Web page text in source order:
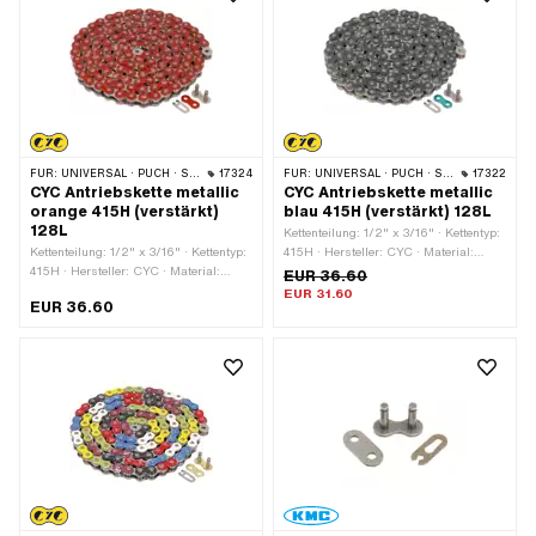
FÜR: UNIVERSAL · PUCH · SACHS · PONY / CILO (BETA 521 & 512) · ZÜNDAPP BELMONDO · TOMOS · BYE BIKE 17324
CYC Antriebskette metallic
orange 415H (verstärkt)
128L
Kettenteilung: 1/2" x 3/16" · Kettentyp:
415H · Hersteller: CYC · Material:
orange · Anzahl Kettenglieder: 128 Stk.
EUR 36.60
FÜR: UNIVERSAL · PUCH · SACHS · PONY / CILO (BETA 521 & 512) · ZÜNDAPP BELMONDO · TOMOS · BYE BIKE 17322
CYC Antriebskette metallic
blau 415H (verstärkt) 128L
Kettenteilung: 1/2" x 3/16" · Kettentyp:
415H · Hersteller: CYC · Material:
Stahl · Oberfläche: lackiert · Farbe:
blau · Anzahl Kettenglieder: 128 Stk. ·
EUR 36.60
EUR 31.60